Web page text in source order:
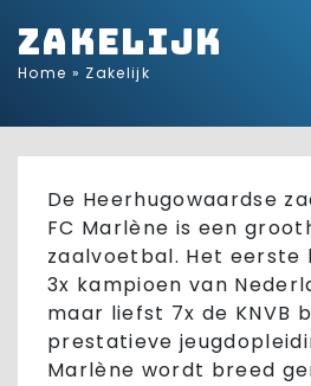
Zakelijk
Home » Zakelijk
De Heerhugowaardse
FC Marlène is een
zaalvoetbal. Het eerste
3x kampioen van
maar liefst 7x de KNVB
prestatieve
Marlène wordt breed